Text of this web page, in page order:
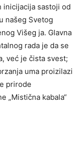
inicijacija sastoji od
našeg Svetog
Višeg ja. Glavna
rada je da se
već je čista svest;
uma proizilazi
prirode
„Mistična kabala“